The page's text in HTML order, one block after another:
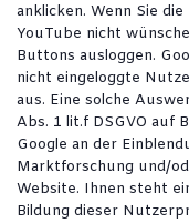
anklicken. Wenn Sie
YouTube nicht
Buttons ausloggen.
nicht eingeloggte
aus. Eine solche
Abs. 1 lit.f DSGVO auf
Google an der
Marktforschung und/
Website. Ihnen steht
Bildung dieser